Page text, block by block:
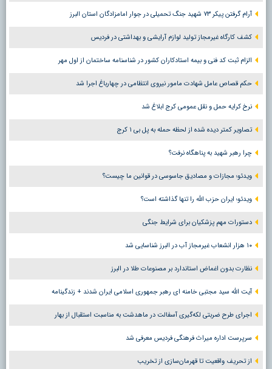
آرام گرفتن پیکر ۷۳ شهید جنگ تحمیلی در جوار امامزادگان استان البرز
کشف کارگاه غیرمجاز تولید لوازم آرایشی و بهداشتی در فردیس
الزام ثبت کد فنی و بیمه استادکاران کشور در شناسنامه ساختمان از اول مهر
حکم قصاص عامل شهادت مامور نیروی انتظامی در چهارباغ اجرا شد
نرخ کرایه حمل و نقل عمومی کرج ابلاغ شد
تصاویر کمتر دیده شده از لحظه حمله به پل بی ۱ کرج
چرا رهبر شهید به پناهگاه نرفت؟
ویدئو؛ مجازات و مصادیق جاسوسی در قوانین ما چیست؟
ویدئو؛ ایران حزب الله را تنها گذاشته است؟
دستورات مهم پزشکیان برای شرایط جنگی
۱۰ هزار انشعاب غیرمجاز آب در البرز شناسایی شد
نظارت بدون اغماض استاندارد بر مصنوعات طلا در البرز
آیت الله سید مجتبی خامنه ای رهبر جمهوری اسلامی ایران شدند + زندگینامه
اجرای طرح ضربتی لکه‌گیری آسفالت در ماهدشت به مناسبت استقبال از بهار
سرپرست اداره میراث فرهنگی فردیس معرفی شد
از تحریف واقعیت تا قهرمان‌سازی از تخریب